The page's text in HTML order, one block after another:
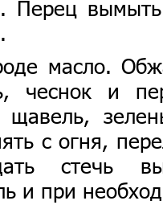
Перец
масло.
чеснок и
щавель,
с огня,
стечь
и при